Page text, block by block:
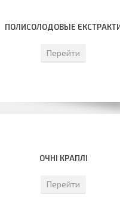
ПОЛИСОЛОДОВЫЕ
Перейти
ОЧНІ КРАПЛІ
Перейти